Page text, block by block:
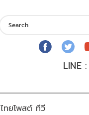
LINE
ไทยโพสต์ ทีวี